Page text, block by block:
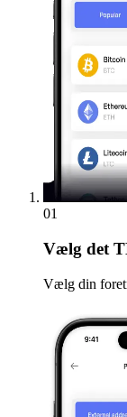
01
Vælg det
Vælg din